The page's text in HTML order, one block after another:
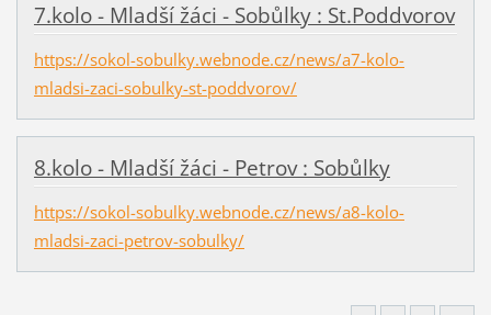
7.kolo - Mladší žáci - Sobůlky : St.Poddvorov
https://sokol-sobulky.webnode.cz/news/a7-kolo-
mladsi-zaci-sobulky-st-poddvorov/
8.kolo - Mladší žáci - Petrov : Sobůlky
https://sokol-sobulky.webnode.cz/news/a8-kolo-
mladsi-zaci-petrov-sobulky/